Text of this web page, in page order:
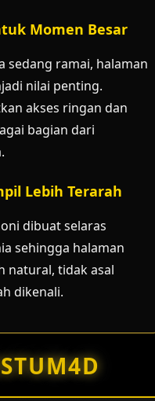
Momen Besar
sedang ramai, halaman
nilai penting.
akses ringan dan
bagian dari
Lebih Terarah
dibuat selaras
sehingga halaman
natural, tidak asal
dikenali.